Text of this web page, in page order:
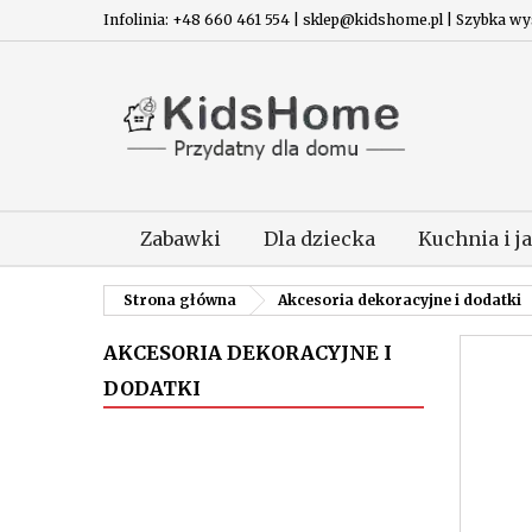
Infolinia: +48 660 461 554 | sklep@kidshome.pl | Szybka
Zabawki Dla dziecka Kuchnia i
Strona główna Akcesoria dekoracyjne i dodatki
AKCESORIA DEKORACYJNE I
DODATKI